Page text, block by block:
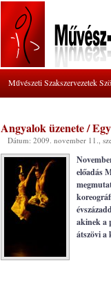
Művészeti Szakszervezetek
Angyalok üzenete /
Dátum: 2009. november 11.,
előadás
akinek a
átszövi a